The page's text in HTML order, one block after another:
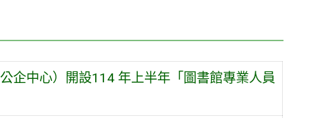
企中心）開設114 年上半年「圖書館專業人員